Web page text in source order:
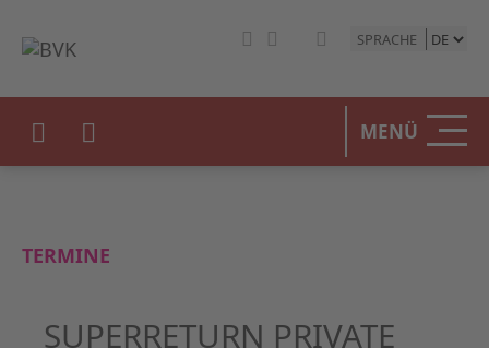
SPRACHE
MENÜ
TERMINE
SUPERRETURN PRIVATE